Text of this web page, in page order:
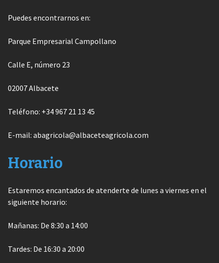
Puedes encontrarnos en:
Parque Empresarial Campollano
Calle E, número 23
02007 Albacete
Teléfono: +34 967 21 13 45
E-mail: abagricola@albaceteagricola.com
Horario
Estaremos encantados de atenderte de lunes a viernes en el
siguiente horario:
Mañanas: De 8:30 a 14:00
Tardes: De 16:30 a 20:00